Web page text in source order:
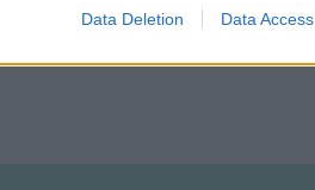
Data Deletion Data Access